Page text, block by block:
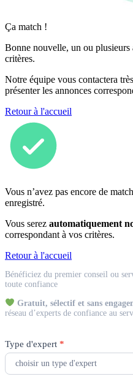
Ça match !
Bonne nouvelle, un ou plusieurs
critères.
Notre équipe vous contactera
présenter les annonces
Retour à l'accueil
Vous n’avez pas encore de
enregistré.
Vous serez automatiquement
correspondant à vos critères.
Retour à l'accueil
Expert
Bénéficiez du premier conseil ou
toute confiance
Gratuit, sélectif et sans
réseau d’experts de confiance au
Type d'expert *